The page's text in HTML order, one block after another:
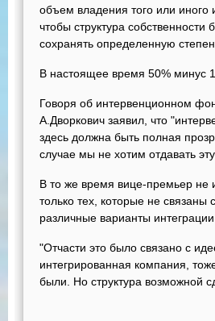
объем владения того или иного
чтобы структура
сохранять определенную
В настоящее время 50% минус
Говоря об интервенционном
А.Дворкович заявил, что
здесь должна быть полная
случае мы не хотим отдавать
В то же время вице-премьер не
только тех, которые не
различные варианты
"Отчасти это было связано с
интегрированная компания,
были. Но структура возможной